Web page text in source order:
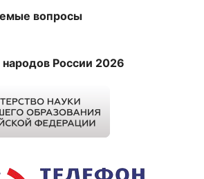
вопросы
народов России 2026